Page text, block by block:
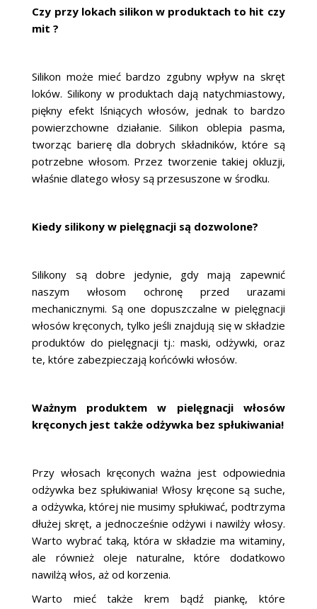
Czy przy lokach silikon w produktach to hit czy
mit ?
Silikon może mieć bardzo zgubny wpływ na skręt
loków. Silikony w produktach dają natychmiastowy,
piękny efekt lśniących włosów, jednak to bardzo
powierzchowne działanie. Silikon oblepia pasma,
tworząc barierę dla dobrych składników, które są
potrzebne włosom. Przez tworzenie takiej okluzji,
właśnie dlatego włosy są przesuszone w środku.
Kiedy silikony w pielęgnacji są dozwolone?
Silikony są dobre jedynie, gdy mają zapewnić
naszym włosom ochronę przed urazami
mechanicznymi. Są one dopuszczalne w pielęgnacji
włosów kręconych, tylko jeśli znajdują się w składzie
produktów do pielęgnacji tj.: maski, odżywki, oraz
te, które zabezpieczają końcówki włosów.
Ważnym produktem w pielęgnacji włosów
kręconych jest także odżywka bez spłukiwania!
Przy włosach kręconych ważna jest odpowiednia
odżywka bez spłukiwania! Włosy kręcone są suche,
a odżywka, której nie musimy spłukiwać, podtrzyma
dłużej skręt, a jednocześnie odżywi i nawilży włosy.
Warto wybrać taką, która w składzie ma witaminy,
ale również oleje naturalne, które dodatkowo
nawilżą włos, aż od korzenia.
Warto mieć także krem bądź piankę, które